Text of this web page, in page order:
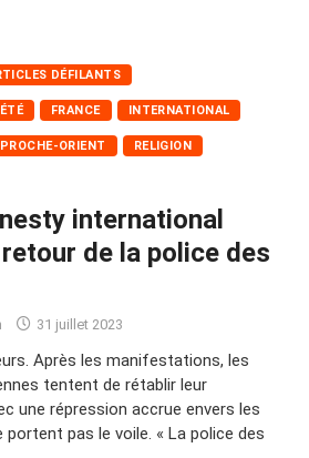
DÉFILANTS
FRANCE INTERNATIONAL
PROCHE-ORIENT RELIGION
international
de la police des
31 juillet 2023
Après les manifestations, les
tentent de rétablir leur
une répression accrue envers les
portent pas le voile. « La police des